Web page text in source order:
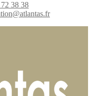
38 38